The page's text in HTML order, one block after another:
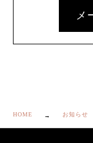
メ
HOME お知らせ